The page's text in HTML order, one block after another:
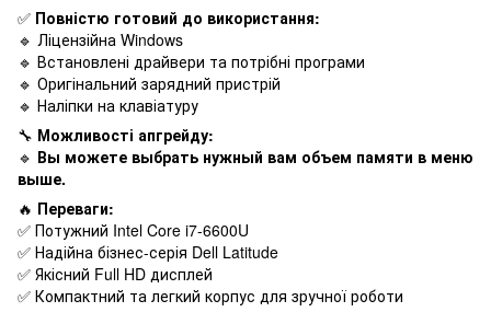
✅ Повністю готовий до використання:
🔹 Ліцензійна Windows
🔹 Встановлені драйвери та потрібні програми
🔹 Оригінальний зарядний пристрій
🔹 Наліпки на клавіатуру
🔧 Можливості апгрейду:
🔹 Вы можете выбрать нужный вам объем памяти в меню
выше.
🔥 Переваги:
✅ Потужний Intel Core i7-6600U
✅ Надійна бізнес-серія Dell Latitude
✅ Якісний Full HD дисплей
✅ Компактний та легкий корпус для зручної роботи